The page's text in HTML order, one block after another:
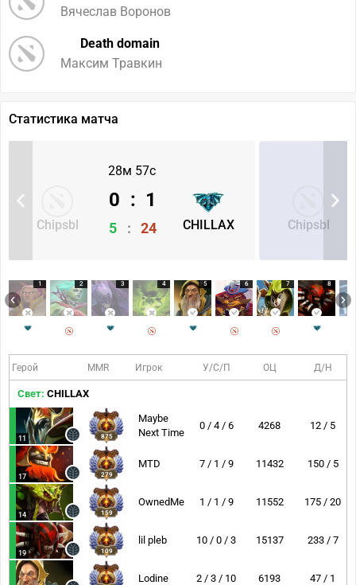
Вячеслав Воронов
Death domain
Максим Травкин
Статистика матча
28м 57с
Chipsbl CHILLAX
0 : 1
5 : 24 Chipsbl
1 2 3 4 5 6 7 8
Герой MMR Игрок У/С/П ОЦ Д/Н
Свет: CHILLAX
11 875
Maybe
Next Time
0 / 4 / 6 4268 12 / 5
17 279
MTD 7 / 1 / 9 11432 150 / 5
14 159
OwnedMe 1 / 1 / 9 11552 175 / 20
19 109
lil pleb 10 / 0 / 3 15137 233 / 7
Lodine 2 / 3 / 10 6193 47 / 1